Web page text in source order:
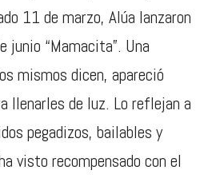
11 de marzo, Alúa lanzaron
junio “Mamacita”. Una
mismos dicen, apareció
llenarles de luz. Lo reflejan a
pegadizos, bailables y
visto recompensado con el